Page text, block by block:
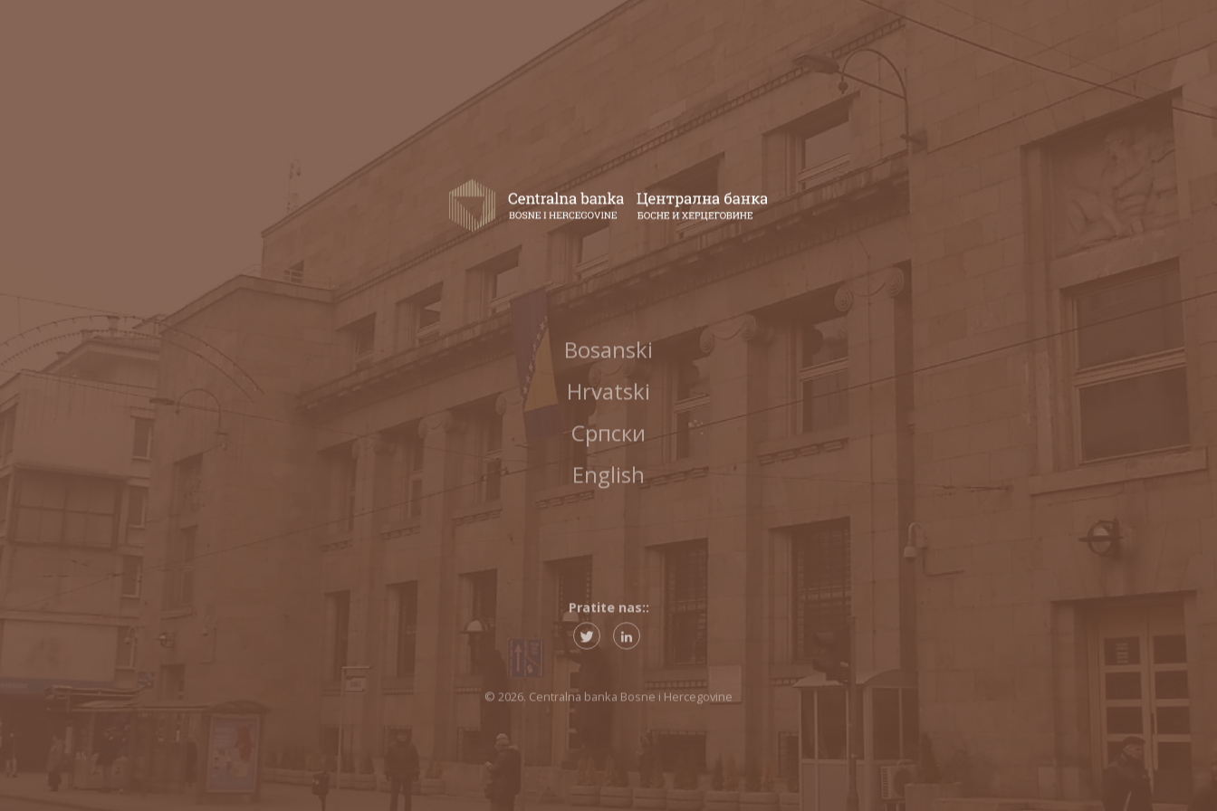
Bosanski
Hrvatski
Српски
English
Pratite nas::
© 2026. Centralna banka Bosne i Hercegovine